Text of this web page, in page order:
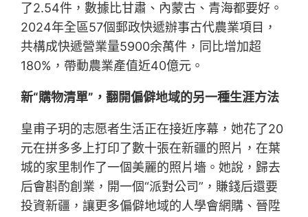
了2.54件，數據比甘肅、內蒙古、青海都要好。
2024年全區57個郵政快遞辦事古代農業項目，
共構成快遞營業量5900余萬件，同比增加超
180%，帶動農業產值近40億元。
新“購物清單”，翻開偏僻地域的另一種生涯方法
皇甫子玥的志愿者生活正在接近序幕，她花了20
元在拼多多上打印了數十張在新疆的照片，在葉
城的家里制作了一個美麗的照片墻。她說，歸去
后會斟酌創業，開一個“派對公司”，賺錢后還要
投資新疆，讓更多偏僻地域的人學會網購、晉陞